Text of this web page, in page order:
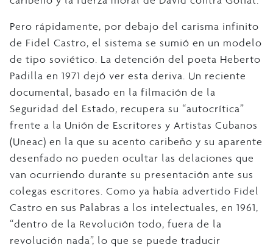
Pero rápidamente, por debajo del carisma infinito
de Fidel Castro, el sistema se sumió en un modelo
de tipo soviético. La detención del poeta Heberto
Padilla en 1971 dejó ver esta deriva. Un reciente
documental, basado en la filmación de la
Seguridad del Estado, recupera su “autocrítica”
frente a la Unión de Escritores y Artistas Cubanos
(Uneac) en la que su acento caribeño y su aparente
desenfado no pueden ocultar las delaciones que
van ocurriendo durante su presentación ante sus
colegas escritores. Como ya había advertido Fidel
Castro en sus Palabras a los intelectuales, en 1961,
“dentro de la Revolución todo, fuera de la
revolución nada”, lo que se puede traducir